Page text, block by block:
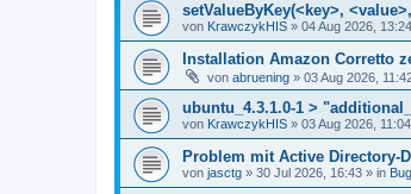
setValueByKey(<key>,
von KrawczykHIS » 04 Aug 2026, 13:24
Installation Amazon Corretto
von abruening » 03 Aug 2026,
ubuntu_4.3.1.0-1 >
von KrawczykHIS » 03 Aug 2026, 11:04
Problem mit Active Directory-
von jasctg » 30 Jul 2026, 16:43 » in